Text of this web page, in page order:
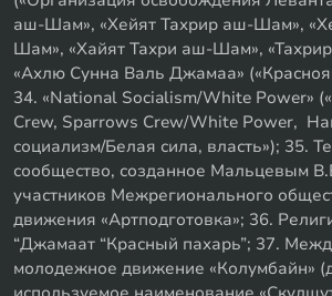
аш-Шам», «Хейят Тахрир аш-Шам»,
Шам», «Хайят Тахри аш-Шам»,
«Ахлю Сунна Валь Джамаа»
34. «National Socialism/White Power»
Crew, Sparrows Crew/White Power,
социализм/Белая сила, власть»); 35.
сообщество, созданное Мальцевым
участников Межрегионального
движения «Артподготовка»; 36.
“Джамаат “Красный пахарь”; 37.
молодежное движение «Колумбайн»